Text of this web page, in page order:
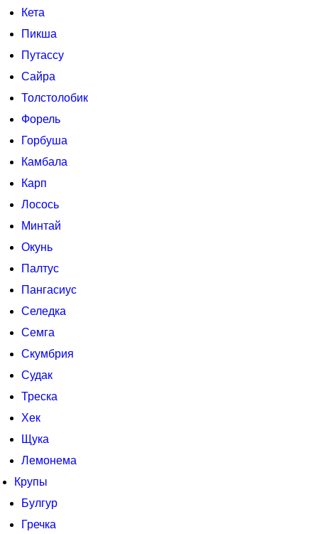
Кета
Пикша
Путассу
Сайра
Толстолобик
Форель
Горбуша
Камбала
Карп
Лосось
Минтай
Окунь
Палтус
Пангасиус
Селедка
Семга
Скумбрия
Судак
Треска
Хек
Щука
Лемонема
Крупы
Булгур
Гречка